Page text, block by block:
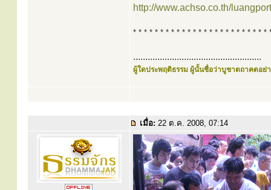
http://www.achso.co.th/
* * * * * * * * * * * * * * * * * * * * * * * * *
.....................................................
ผู้ใดประพฤติธรรม ผู้นั้นชื่อว่าบูชาตถาคตอย่า
เมื่อ: 22 ต.ค. 2008, 07:14